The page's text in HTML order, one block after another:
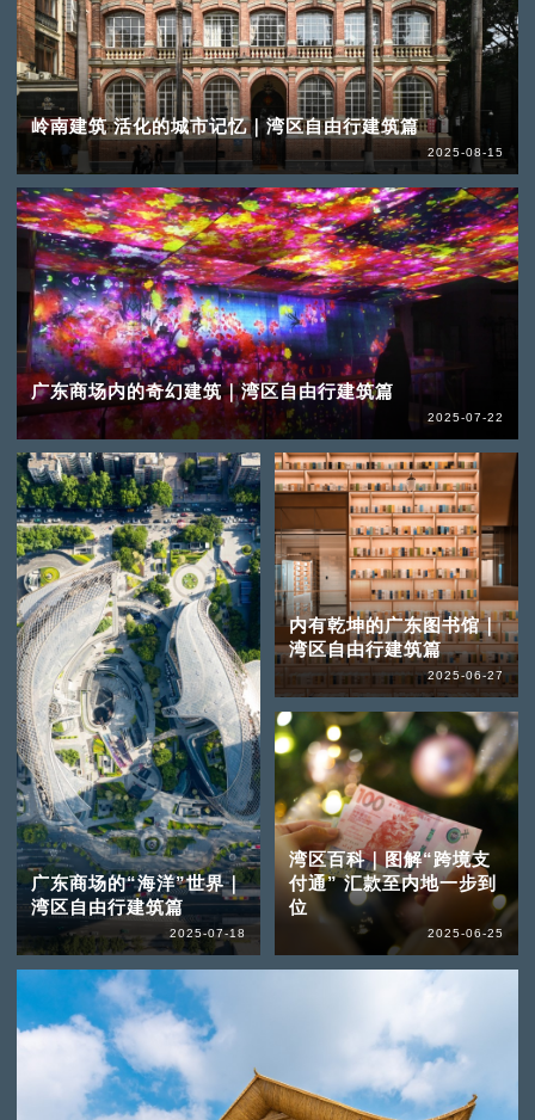
岭南建筑 活化的城市记忆｜湾区自由行建筑篇
2025-08-15
广东商场内的奇幻建筑｜湾区自由行建筑篇
2025-07-22
广东商场的“海洋”世界｜
湾区自由行建筑篇
2025-07-18
内有乾坤的广东图书馆｜
湾区自由行建筑篇
2025-06-27
湾区百科｜图解“跨境支
付通” 汇款至内地一步到
位
2025-06-25